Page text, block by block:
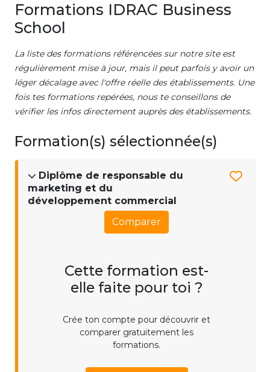
Formations IDRAC Business
School
La liste des formations référencées sur notre site est
régulièrement mise à jour, mais il peut parfois y avoir un
léger décalage avec l'offre réelle des établissements. Une
fois tes formations repérées, nous te conseillons de
vérifier les infos directement auprès des établissements.
Formation(s) sélectionnée(s)
Diplôme de responsable du
marketing et du
développement commercial
Comparer
Cette formation est-
elle faite pour toi ?
Crée ton compte pour découvrir et
comparer gratuitement les
formations.